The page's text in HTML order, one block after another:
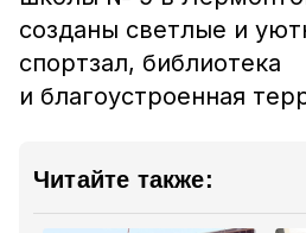
созданы светлые и
спортзал, библиотека
и благоустроенная
Читайте также: